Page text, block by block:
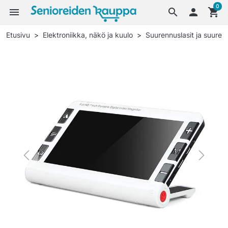
search
menu  shopping_cart
0
Etusivu Elektroniikka, näkö ja kuulo Suurennuslasit ja
Previous Next